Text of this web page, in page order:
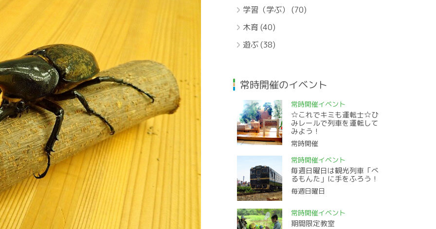
学習（学ぶ）(70)
木育(40)
遊ぶ(38)
常時開催のイベント
常時開催イベント
☆これでキミも運転士☆ひ
みレールで列車を運転して
みよう！
常時開催
常時開催イベント
毎週日曜日は観光列車「べ
るもんた」に手をふろう！
毎週日曜日
常時開催イベント
期間限定教室